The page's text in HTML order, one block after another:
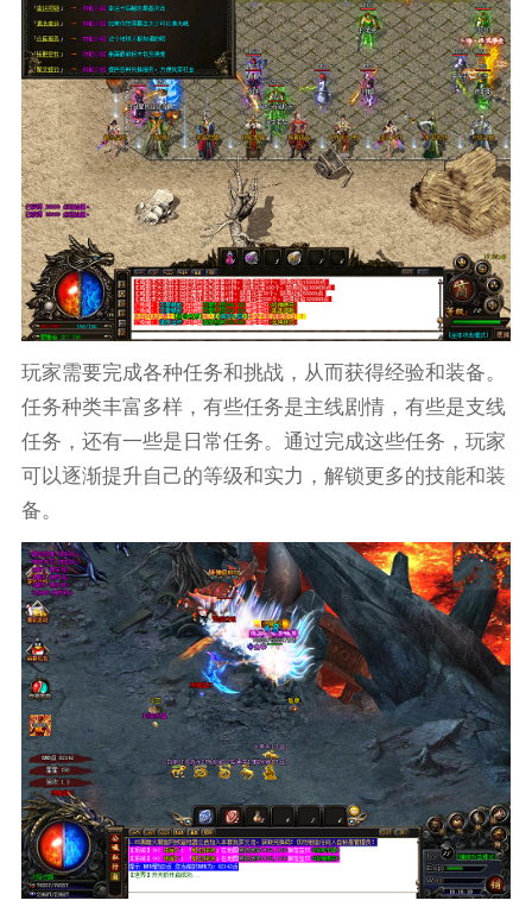
玩家需要完成各种任务和挑战，从而获得经验和装备。
任务种类丰富多样，有些任务是主线剧情，有些是支线
任务，还有一些是日常任务。通过完成这些任务，玩家
可以逐渐提升自己的等级和实力，解锁更多的技能和装
备。